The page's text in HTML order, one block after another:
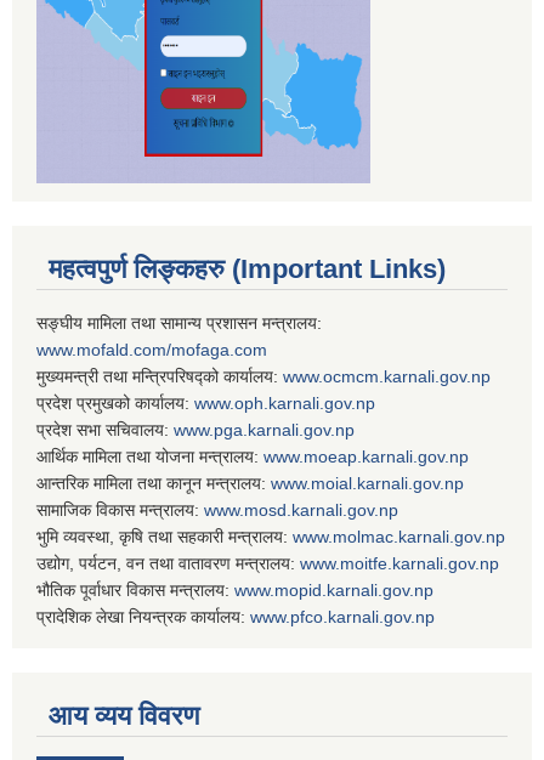
महत्वपुर्ण लिङ्कहरु (Important Links)
सङ्घीय मामिला तथा सामान्य प्रशासन मन्त्रालय:
www.mofald.com/mofaga.com
मुख्यमन्त्री तथा मन्त्रिपरिषद्को कार्यालय: www.ocmcm.karnali.gov.np
प्रदेश प्रमुखको कार्यालय: www.oph.karnali.gov.np
प्रदेश सभा सचिवालय: www. pga.karnali.gov.np
आर्थिक मामिला तथा योजना मन्त्रालय: www. moeap.karnali.gov.np
आन्तरिक मामिला तथा कानून मन्त्रालय: www. moial.karnali.gov.np
सामाजिक विकास मन्त्रालय: www. mosd.karnali.gov.np
भुमि व्यवस्था, कृषि तथा सहकारी मन्त्रालय: www. molmac.karnali.gov.np
उद्योग, पर्यटन, वन तथा वातावरण मन्त्रालय: www. moitfe.karnali.gov.np
भौतिक पूर्वाधार विकास मन्त्रालय: www. mopid.karnali.gov.np
प्रादेशिक लेखा नियन्त्रक कार्यालय: www. pfco.karnali.gov.np
आय व्यय विवरण